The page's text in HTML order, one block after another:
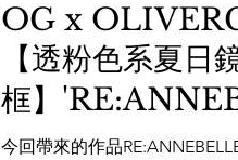
OG x
【透粉色系夏日
框】
今回帶來的作品